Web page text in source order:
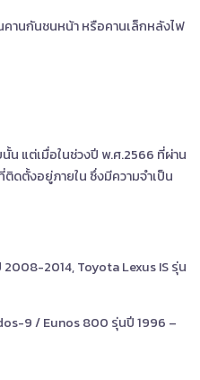
านกันชนหน้า หรือคานเล็กหลังไฟ
น แต่เมื่อในช่วงปี พ.ศ.2566 ที่ผ่าน
ตั้งอยู่ภายใน ซึ่งมีความจำเป็น
2014, Toyota Lexus IS รุ่น
9 / Eunos 800 รุ่นปี 1996 –